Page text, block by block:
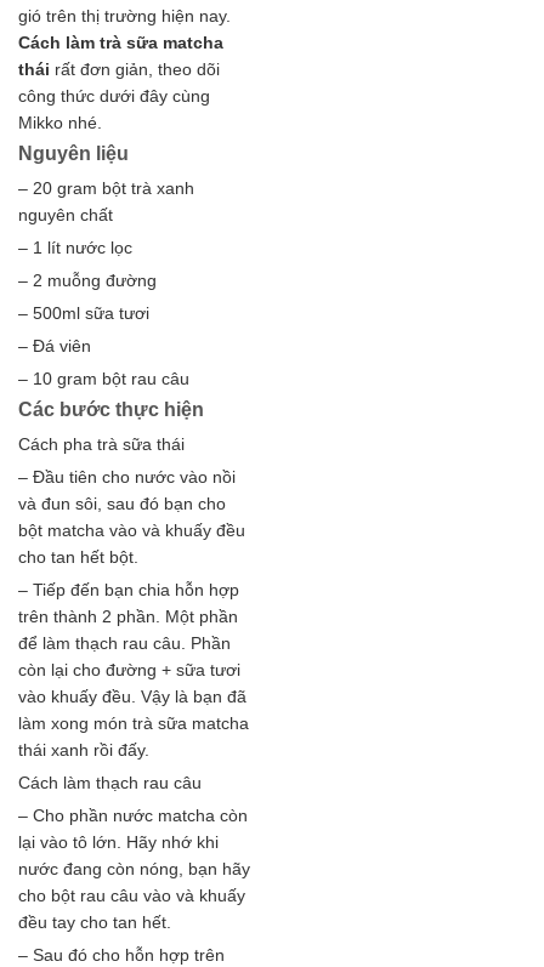
gió trên thị trường hiện nay.
Cách làm trà sữa matcha
thái rất đơn giản, theo dõi
công thức dưới đây cùng
Mikko nhé.
Nguyên liệu
– 20 gram bột trà xanh
nguyên chất
– 1 lít nước lọc
– 2 muỗng đường
– 500ml sữa tươi
– Đá viên
– 10 gram bột rau câu
Các bước thực hiện
Cách pha trà sữa thái
– Đầu tiên cho nước vào nồi
và đun sôi, sau đó bạn cho
bột matcha vào và khuấy đều
cho tan hết bột.
– Tiếp đến bạn chia hỗn hợp
trên thành 2 phần. Một phần
để làm thạch rau câu. Phần
còn lại cho đường + sữa tươi
vào khuấy đều. Vậy là bạn đã
làm xong món trà sữa matcha
thái xanh rồi đấy.
Cách làm thạch rau câu
– Cho phần nước matcha còn
lại vào tô lớn. Hãy nhớ khi
nước đang còn nóng, bạn hãy
cho bột rau câu vào và khuấy
đều tay cho tan hết.
– Sau đó cho hỗn hợp trên